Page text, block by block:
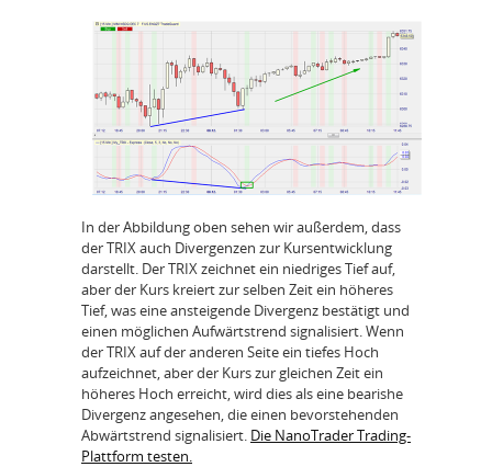
In der Abbildung oben sehen wir außerdem, dass
der TRIX auch Divergenzen zur Kursentwicklung
darstellt. Der TRIX zeichnet ein niedriges Tief auf,
aber der Kurs kreiert zur selben Zeit ein höheres
Tief, was eine ansteigende Divergenz bestätigt und
einen möglichen Aufwärtstrend signalisiert. Wenn
der TRIX auf der anderen Seite ein tiefes Hoch
aufzeichnet, aber der Kurs zur gleichen Zeit ein
höheres Hoch erreicht, wird dies als eine bearishe
Divergenz angesehen, die einen bevorstehenden
Abwärtstrend signalisiert. Die NanoTrader Trading-
Plattform testen.